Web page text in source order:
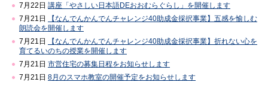
7月22日 講座「やさしい日本語DEおおむらぐらし」を開催します
7月21日
【なんでんかんでんチャレンジ40助成金採択事業】五感を愉しむ
朗読会を開催します
7月21日
【なんでんかんでんチャレンジ40助成金採択事業】折れない心を
育てるいのちの授業を開催します
7月21日 市営住宅の募集日程をお知らせします
7月21日 8月のスマホ教室の開催予定をお知らせします